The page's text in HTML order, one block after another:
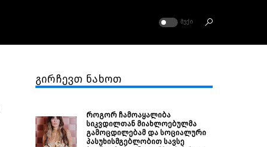
ᲛᲣᲥᲘ
გირჩევთ ნახოთ
როგორ ჩამოაყალიბა
სიკვდილთან მიახლოებულმა
გამოცდილებამ და სოციალური
პასუხისმგებლობით სავსე